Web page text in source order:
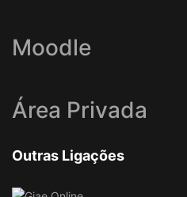
Moodle
Área Privada
Outras Ligações